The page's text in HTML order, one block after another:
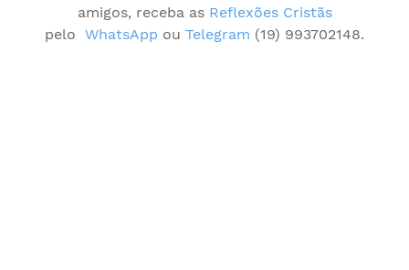
amigos, receba as Reflexões Cristãs
pelo WhatsApp ou Telegram (19) 993702148.